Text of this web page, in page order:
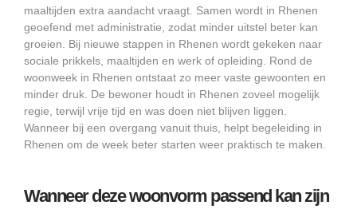
maaltijden extra aandacht vraagt. Samen wordt in Rhenen
geoefend met administratie, zodat minder uitstel beter kan
groeien. Bij nieuwe stappen in Rhenen wordt gekeken naar
sociale prikkels, maaltijden en werk of opleiding. Rond de
woonweek in Rhenen ontstaat zo meer vaste gewoonten en
minder druk. De bewoner houdt in Rhenen zoveel mogelijk
regie, terwijl vrije tijd en was doen niet blijven liggen.
Wanneer bij een overgang vanuit thuis, helpt begeleiding in
Rhenen om de week beter starten weer praktisch te maken.
Wanneer deze woonvorm passend kan zijn